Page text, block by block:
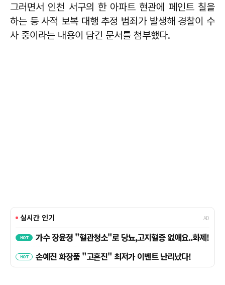
그러면서 인천 서구의 한 아파트 현관에 페인트 칠을
하는 등 사적 보복 대행 추정 범죄가 발생해 경찰이 수
사 중이라는 내용이 담긴 문서를 첨부했다.